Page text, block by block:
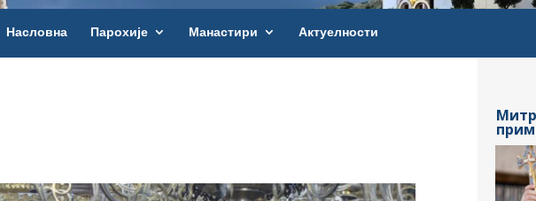
Насловна Парохије Манастири Актуелности